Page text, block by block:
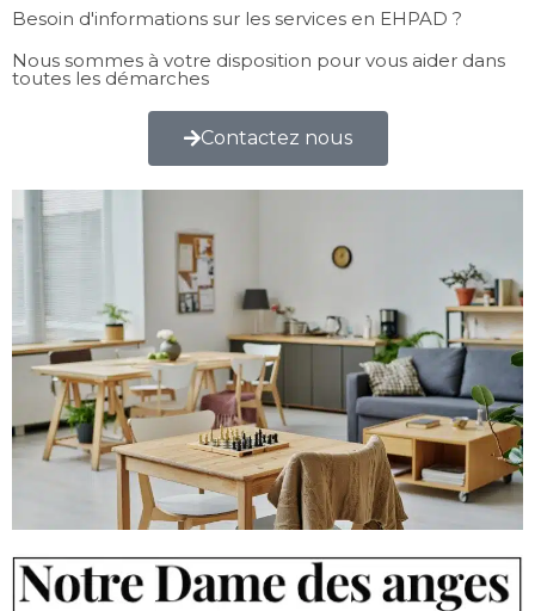
Besoin d'informations sur les services en EHPAD ?
Nous sommes à votre disposition pour vous aider dans
toutes les démarches
Contactez nous